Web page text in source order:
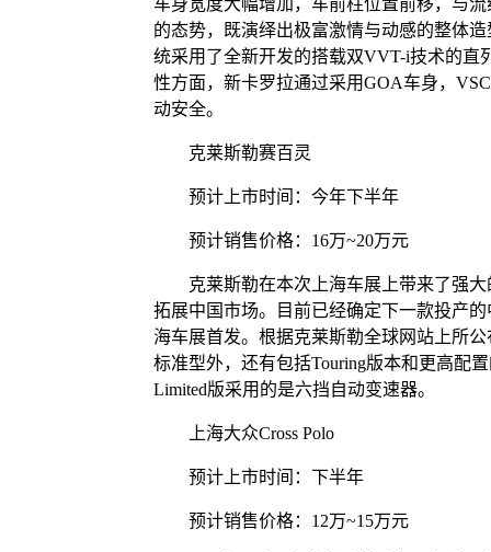
车身宽度大幅增加，车前柱位置前移，与
的态势，既演绎出极富激情与动感的整体
统采用了全新开发的搭载双VVT-i技术的直
性方面，新卡罗拉通过采用GOA车身，
动安全。
克莱斯勒赛百灵
预计上市时间：今年下半年
预计销售价格：16万~20万元
克莱斯勒在本次上海车展上带来了强大
拓展中国市场。目前已经确定下一款投产
海车展首发。根据克莱斯勒全球网站上所
标准型外，还有包括Touring版本和更高配
Limited版采用的是六挡自动变速器。
上海大众Cross Polo
预计上市时间：下半年
预计销售价格：12万~15万元